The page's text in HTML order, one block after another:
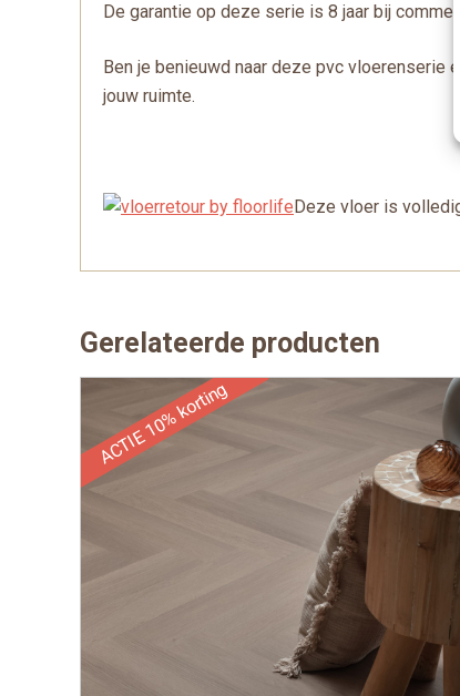
De garantie op deze serie is 8 jaar bij
Ben je benieuwd naar deze pvc vloerenserie
jouw ruimte.
Deze vloer is
Gerelateerde producten
ACTIE 10% korting